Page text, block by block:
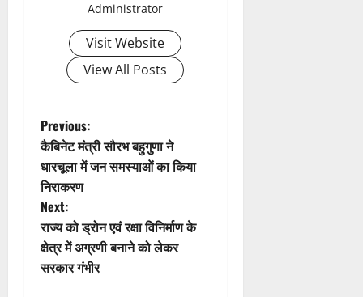
a
d
i
n
g
Administrator
Visit Website
View All Posts
P
o
s
t
n
Previous:
कैबिनेट मंत्री सौरभ बहुगुणा ने
धारचूला में जन समस्याओं का किया
निराकरण
Next:
राज्य को ड्रोन एवं रक्षा विनिर्माण के
क्षेत्र में अग्रणी बनाने को लेकर
सरकार गंभीर